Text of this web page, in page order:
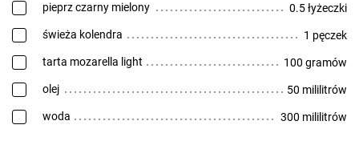
pieprz czarny mielony 0.5 łyżeczki
świeża kolendra 1 pęczek
tarta mozarella light 100 gramów
olej 50 mililitrów
woda 300 mililitrów